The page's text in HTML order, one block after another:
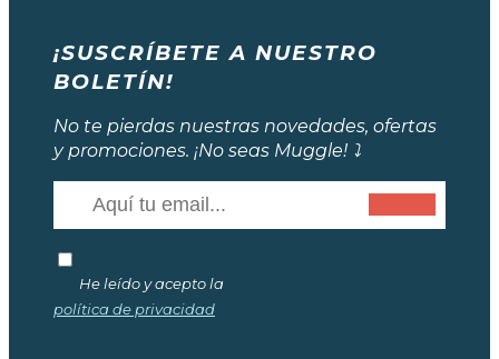
¡SUSCRÍBETE A NUESTRO
BOLETÍN!
No te pierdas nuestras novedades, ofertas
y promociones. ¡No seas Muggle! ⤵️
He leído y acepto la
política de privacidad